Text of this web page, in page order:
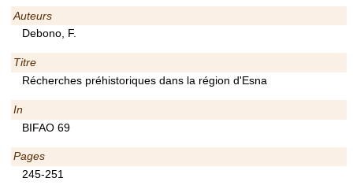
Auteurs
Debono, F.
Titre
Récherches préhistoriques dans la région d'Esna
In
BIFAO 69
Pages
245-251